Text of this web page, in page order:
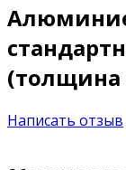
(толщина
Написать отзыв